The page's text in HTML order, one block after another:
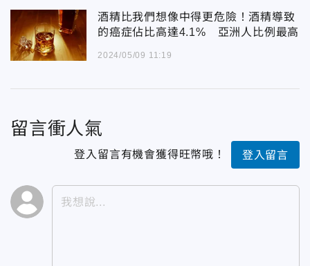
酒精比我們想像中得更危險！酒精導致
的癌症佔比高達4.1% 亞洲人比例最高
2024/05/09 11:19
留言衝人氣
登入留言有機會獲得旺幣哦！ 登入留言